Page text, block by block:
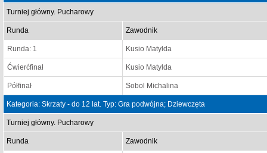
Turniej główny. Pucharowy
Runda Zawodnik
Runda: 1 Kusio Matylda
Ćwierćfinał Kusio Matylda
Półfinał Sobol Michalina
Kategoria: Skrzaty - do 12 lat. Typ: Gra podwójna; Dziewczęta
Turniej główny. Pucharowy
Runda Zawodnik